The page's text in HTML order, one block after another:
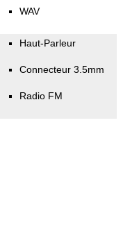
WAV
Haut-Parleur
Connecteur 3.5mm
Radio FM